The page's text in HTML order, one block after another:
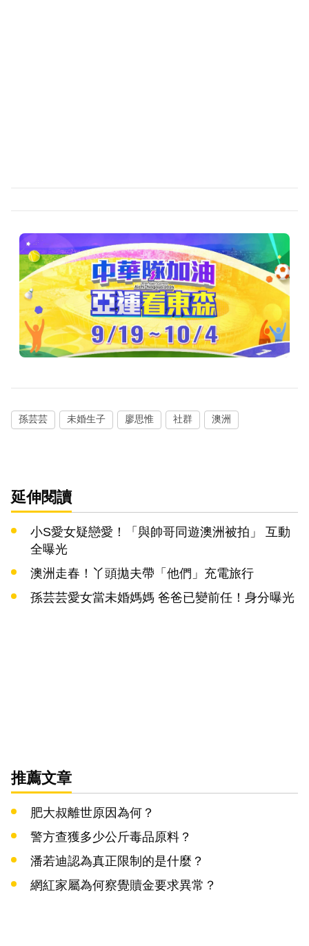
孫芸芸 未婚生子 廖思惟 社群 澳洲
延伸閱讀
小S愛女疑戀愛！「與帥哥同遊澳洲被拍」 互動
全曝光
澳洲走春！丫頭拋夫帶「他們」充電旅行
孫芸芸愛女當未婚媽媽 爸爸已變前任！身分曝光
推薦文章
肥大叔離世原因為何？
警方查獲多少公斤毒品原料？
潘若迪認為真正限制的是什麼？
網紅家屬為何察覺贖金要求異常？